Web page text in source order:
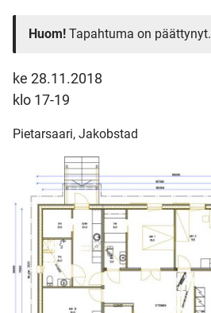
Huom! Tapahtuma on päättynyt.
ke 28.11.2018
klo 17-19
Pietarsaari, Jakobstad